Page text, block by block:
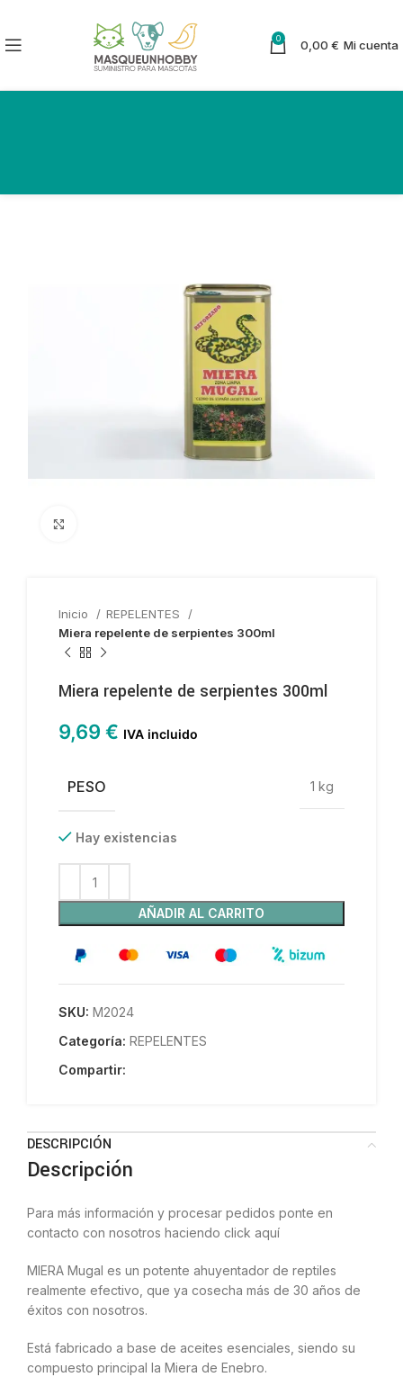
0 0,00 € Mi cuenta
Inicio
REPELENTES
Miera repelente de serpientes 300ml
Miera repelente de serpientes 300ml
9,69 € IVA incluido
PESO 1 kg
Hay existencias
AÑADIR AL CARRITO
SKU: M2024
Categoría: REPELENTES
Compartir:
DESCRIPCIÓN
Descripción
Para más información y procesar pedidos ponte en
contacto con nosotros haciendo click aquí
MIERA Mugal es un potente ahuyentador de reptiles
realmente efectivo, que ya cosecha más de 30 años de
éxitos con nosotros.
Está fabricado a base de aceites esenciales, siendo su
compuesto principal la Miera de Enebro.